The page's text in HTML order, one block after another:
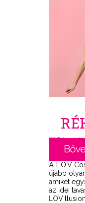
A L.O.V
újabb
amiket
az idei